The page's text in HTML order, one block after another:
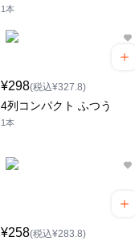
1本
¥298(税込¥327.8)
4列コンパクト ふつう
1本
¥258(税込¥283.8)